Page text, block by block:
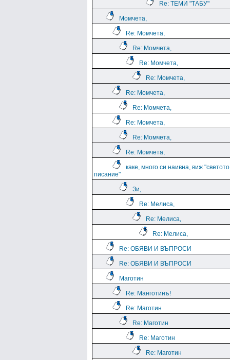
Re: ТЕМИ "ТАБУ"
Момчета,
Re: Момчета,
Re: Момчета,
Re: Момчета,
Re: Момчета,
Re: Момчета,
Re: Момчета,
Re: Момчета,
Re: Момчета,
Re: Момчета,
каке, много си наивна, виж "светото
писание"
Зи,
Re: Мелиса,
Re: Мелиса,
Re: Мелиса,
Re: ОБЯВИ И ВЪПРОСИ
Re: ОБЯВИ И ВЪПРОСИ
Маготин
Re: Манготинъ!
Re: Маготин
Re: Маготин
Re: Маготин
Re: Маготин